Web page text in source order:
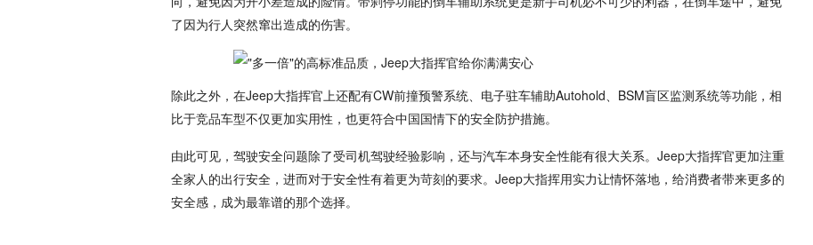
了因为行人突然窜出造成的伤害。
除此之外，在Jeep大指挥官上还配有CW前撞预警系统、电子驻车辅助Autohold、BSM盲区监测系统等功能，相
比于竞品车型不仅更加实用性，也更符合中国国情下的安全防护措施。
由此可见，驾驶安全问题除了受司机驾驶经验影响，还与汽车本身安全性能有很大关系。Jeep大指挥官更加注重
全家人的出行安全，进而对于安全性有着更为苛刻的要求。Jeep大指挥用实力让情怀落地，给消费者带来更多的
安全感，成为最靠谱的那个选择。